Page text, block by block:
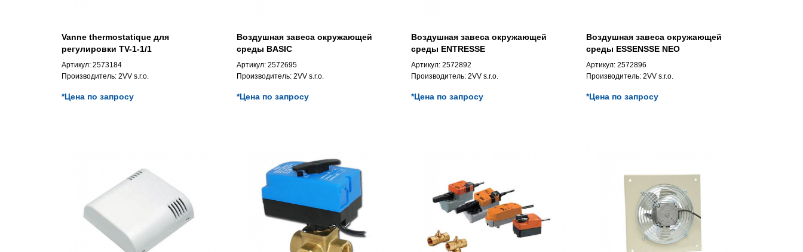
Vanne thermostatique для
регулировки TV-1-1/1
Артикул: 2573184
Производитель: 2VV s.r.o.
*Цена по запросу
Воздушная завеса окружающей
среды BASIC
Артикул: 2572695
Производитель: 2VV s.r.o.
*Цена по запросу
Воздушная завеса окружающей
среды ENTRESSE
Артикул: 2572892
Производитель: 2VV s.r.o.
*Цена по запросу
Воздушная завеса окружающей
среды ESSENSSE NEO
Артикул: 2572896
Производитель: 2VV s.r.o.
*Цена по запросу